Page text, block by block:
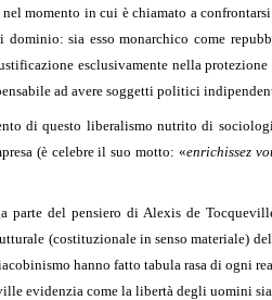
, nel momento in cui è chiamato a
dominio: sia esso monarchico come
esclusivamente nella
ad avere soggetti politici
di questo liberalismo nutrito di
(è celebre il suo motto: «enrichissez
parte del pensiero di Alexis de
(costituzionale in senso materiale)
hanno fatto tabula rasa di ogni
evidenzia come la libertà degli uomini